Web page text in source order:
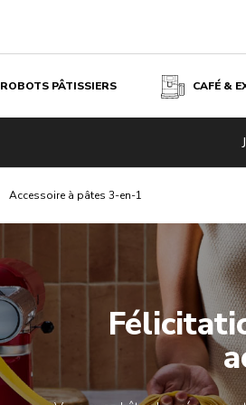
ROBOTS PÂTISSIERS CAFÉ &
Accessoire à pâtes 3-en-1